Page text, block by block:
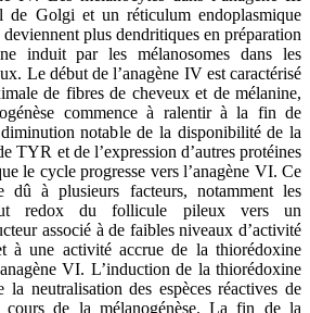
de Golgi et un réticulum endoplasmique
plus dendritiques en préparation
induit par les mélanosomes dans les
Le début de l’anagène IV est caractérisé
de fibres de cheveux et de mélanine,
commence à ralentir à la fin de
notable de la disponibilité de la
TYR et de l’expression d’autres protéines
le cycle progresse vers l’anagène VI. Ce
dû à plusieurs facteurs, notamment les
redox du follicule pileux vers un
associé à de faibles niveaux d’activité
une activité accrue de la thiorédoxine
VI. L’induction de la thiorédoxine
la neutralisation des espèces réactives de
cours de la mélanogénèse. La fin de la